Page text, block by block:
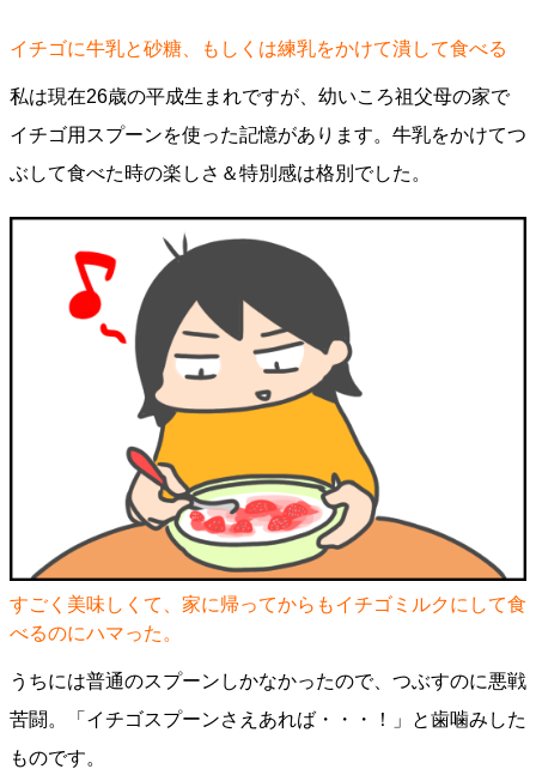
イチゴに牛乳と砂糖、もしくは練乳をかけて潰して食べる
私は現在26歳の平成生まれですが、幼いころ祖父母の家で
イチゴ用スプーンを使った記憶があります。牛乳をかけてつ
ぶして食べた時の楽しさ＆特別感は格別でした。
すごく美味しくて、家に帰ってからもイチゴミルクにして食
べるのにハマった。
うちには普通のスプーンしかなかったので、つぶすのに悪戦
苦闘。「イチゴスプーン​さえあれば・・・！」と歯噛みした
ものです。